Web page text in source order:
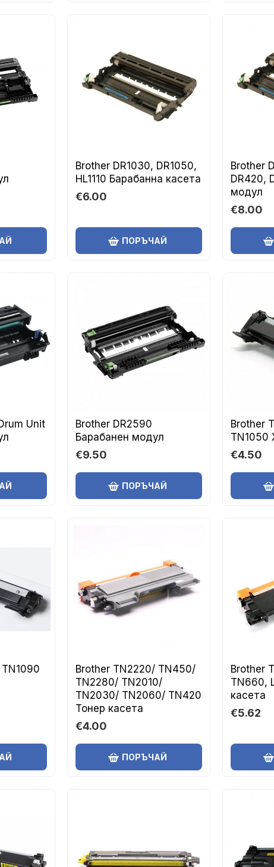
Brother DR1030, DR1050,
HL1110 Барабанна касета
€6.00
ПОРЪЧАЙ
Brother
DR420,
модул
€8.00
Unit
Brother DR2590
Барабанен модул
€9.50
ПОРЪЧАЙ
Brother
TN1050
€4.50
Brother TN2220/ TN450/
TN2280/ TN2010/
TN2030/ TN2060/ TN420
Тонер касета
€4.00
ПОРЪЧАЙ
Brother
TN660,
касета
€5.62